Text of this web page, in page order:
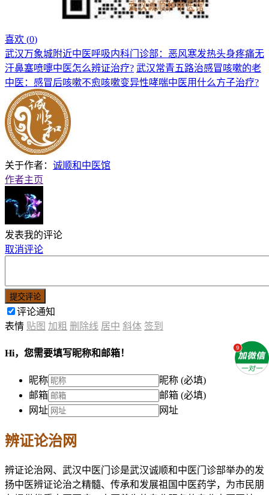
喜欢 (0)
武汉万象城附近中医呼吸内科门诊部：恶风寒发热头身疼痛无
汗鼻塞喷嚏中医怎么辨证治疗? 武汉常青五路治感冒咳嗽的老
中医：感冒后咳嗽不愈咳嗽变异性哮喘中医用什么方子治疗?
关于作者： 诚顺和中医馆
作者主页
发表我的评论
取消评论
提交评论
评论通知
表情 贴图 加粗 删除线 居中 斜体 签到
Hi，您需要填写昵称和邮箱！
昵称
昵称 (必填)
邮箱
邮箱 (必填)
网址
网址
辨证论治网
辨证论治网、武汉中医门诊是武汉诚顺和中医门诊部举办的发
扬中医辨证论治之精髓、传承和发展祖国中医药学，为市民朋